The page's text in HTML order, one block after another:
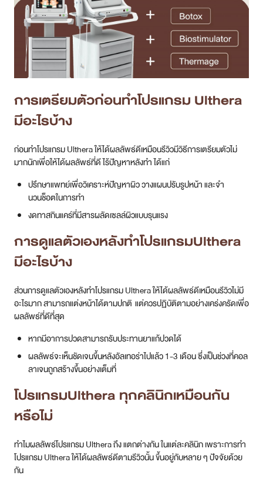
การเตรียมตัวก่อนทำโปรแกรม Ulthera
มีอะไรบ้าง
ก่อนทำโปรแกรม Ulthera ให้ได้ผลลัพธ์ดีเหมือนรีวิวมีวิธีการเตรียมตัวไม่
มากนักเพื่อให้ได้ผลลัพธ์ที่ดี ไร้ปัญหาหลังทำ ได้แก่
ปรึกษาแพทย์เพื่อวิเคราะห์ปัญหาผิว วางแผนปรับรูปหน้า และจำ
นวนช็อตในการทำ
งดทาสกินแคร์ที่มีสารผลัดเซลล์ผิวแบบรุนแรง
การดูแลตัวเองหลังทำโปรแกรมUlthera
มีอะไรบ้าง
ส่วนการดูแลตัวเองหลังทำโปรแกรม Ulthera ให้ได้ผลลัพธ์ดีเหมือนรีวิวไม่มี
อะไรมาก สามารถแต่งหน้าได้ตามปกติ แต่ควรปฏิบัติตามอย่างเคร่งครัดเพื่อ
ผลลัพธ์ที่ดีที่สุด
หากมีอาการปวดสามารถรับประทานยาแก้ปวดได้
ผลลัพธ์จะเห็นชัดเจนขึ้นหลังอัลเทอร่าไปแล้ว 1-3 เดือน ซึ่งเป็นช่วงที่คอล
ลาเจนถูกสร้างขึ้นอย่างเต็มที่
โปรแกรมUlthera ทุกคลินิกเหมือนกัน
หรือไม่
ทำไมผลลัพธ์โปรแกรม Ulthera ถึง แตกต่างกัน ในแต่ละคลินิก เพราะการทำ
โปรแกรม Ulthera ให้ได้ผลลัพธ์ดีตามรีวิวนั้น ขึ้นอยู่กับหลาย ๆ ปัจจัยด้วย
กัน